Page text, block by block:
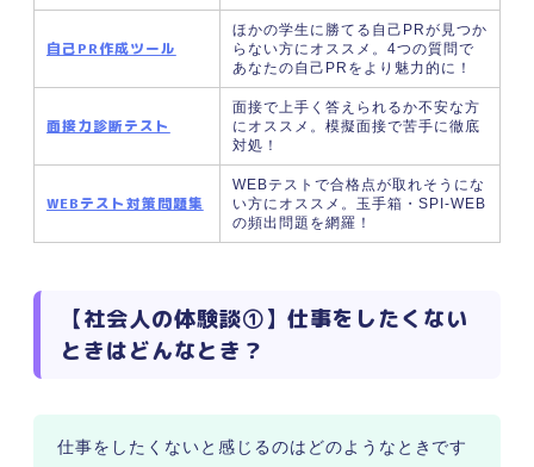
自己PR作成ツール
ほかの学生に勝てる自己PRが見つか
らない方にオススメ。4つの質問で
あなたの自己PRをより魅力的に！
面接力診断テスト
面接で上手く答えられるか不安な方
にオススメ。模擬面接で苦手に徹底
対処！
WEBテスト対策問題集
WEBテストで合格点が取れそうにな
い方にオススメ。玉手箱・SPI-WEB
の頻出問題を網羅！
【社会人の体験談①】仕事をしたくない
ときはどんなとき？
仕事をしたくないと感じるのはどのようなときです